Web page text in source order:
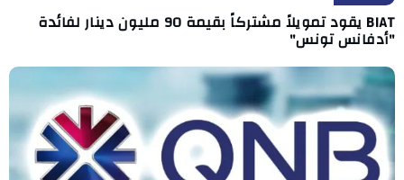
BIAT يقود تمويلاً مشتركاً بقيمة 90 مليون دينار لفائدة
"أدفانس تونس"